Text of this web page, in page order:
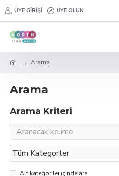
ÜYE GIRIŞI ÜYE OLUN
Arama
Arama
Arama Kriteri
Alt kategoriler içinde ara